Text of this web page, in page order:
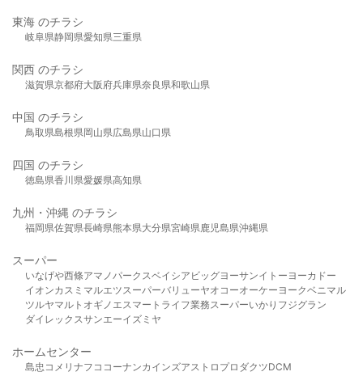
東海 のチラシ
岐阜県静岡県愛知県三重県
関西 のチラシ
滋賀県京都府大阪府兵庫県奈良県和歌山県
中国 のチラシ
鳥取県島根県岡山県広島県山口県
四国 のチラシ
徳島県香川県愛媛県高知県
九州・沖縄 のチラシ
福岡県佐賀県長崎県熊本県大分県宮崎県鹿児島県沖縄県
スーパー
いなげや西條アマノパークスベイシア ビッグヨーサンイトーヨーカドー
イオンカスミ マルエツスーパーバリューヤオコーオーケー ヨークベニマル
ツルヤマルト オギノ エスマート ライフ業務スーパーいかり フジグラン
ダイレックスサンエーイズミヤ
ホームセンター
島忠 コメリ ナフコ コーナンカインズアストロプロダクツDCM